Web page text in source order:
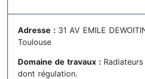
Adresse : 31 AV EMILE
Toulouse
Domaine de travaux : Radiateurs
dont régulation.